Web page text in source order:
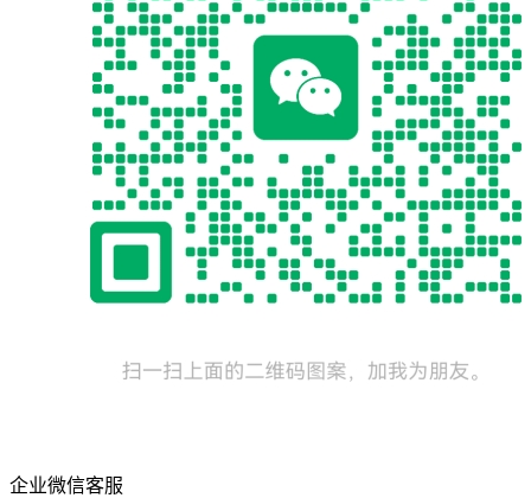
企业微信客服